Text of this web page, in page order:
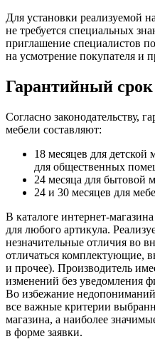
Для установки реализуемой
не требуется специальных
приглашение специалистов по
на усмотрение покупателя и
Гарантийный срок
Согласно законодательству,
мебели составляют:
18 месяцев для детской
для общественных
24 месяца для бытовой
24 и 30 месяцев для
В каталоге интернет-
для любого артикула.
незначительные отличия во
отличаться комплектующие,
и прочее). Производитель
изменений без уведомления
Во избежание
все важные критерии
магазина, а наиболее
в форме заявки.